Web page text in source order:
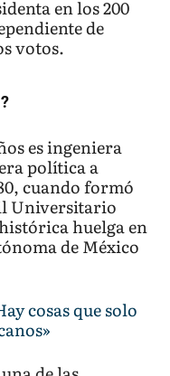
en los 200
de
votos.
es ingeniera
política a
cuando formó
Universitario
huelga en
de México
cosas que solo